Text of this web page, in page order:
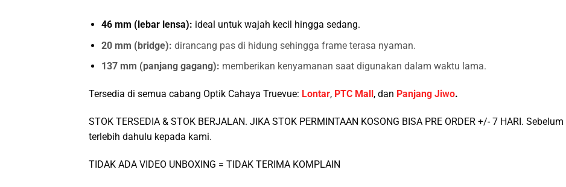
46 mm (lebar lensa): ideal untuk wajah kecil hingga sedang.
20 mm (bridge): dirancang pas di hidung sehingga frame terasa nyaman.
137 mm (panjang gagang): memberikan kenyamanan saat digunakan dalam waktu lama.
Tersedia di semua cabang Optik Cahaya Truevue: Lontar, PTC Mall, dan Panjang Jiwo.
STOK TERSEDIA & STOK BERJALAN. JIKA STOK PERMINTAAN KOSONG BISA PRE ORDER +/- 7 HARI.
terlebih dahulu kepada kami.
TIDAK ADA VIDEO UNBOXING = TIDAK TERIMA KOMPLAIN